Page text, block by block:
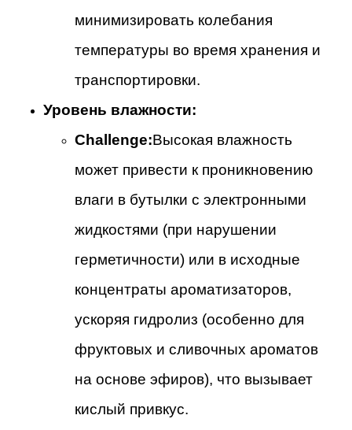
минимизировать колебания
температуры во время хранения и
транспортировки.
Уровень влажности:
Challenge:Высокая влажность
может привести к проникновению
влаги в бутылки с электронными
жидкостями (при нарушении
герметичности) или в исходные
концентраты ароматизаторов,
ускоряя гидролиз (особенно для
фруктовых и сливочных ароматов
на основе эфиров), что вызывает
кислый привкус.